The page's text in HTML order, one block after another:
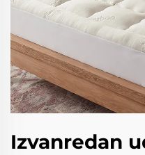
Izvanredan